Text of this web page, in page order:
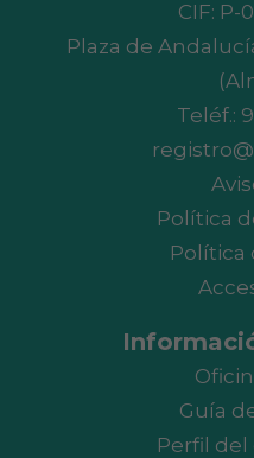
CIF: P-
Plaza de
Teléf.:
Política
Política
Guía
Perfil